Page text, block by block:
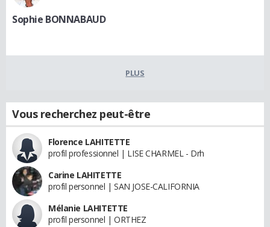
Sophie BONNABAUD
PLUS
Vous recherchez peut-être
Florence LAHITETTE
profil professionnel | LISE CHARMEL - Drh
Carine LAHITETTE
profil personnel | SAN JOSE-CALIFORNIA
Mélanie LAHITETTE
profil personnel | ORTHEZ